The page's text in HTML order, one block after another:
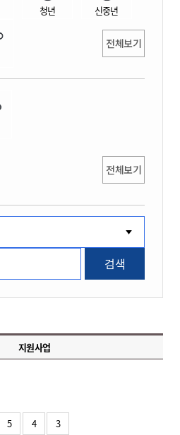
청년 신중년
전체보기
전체보기
검색
지원사업
5 4 3